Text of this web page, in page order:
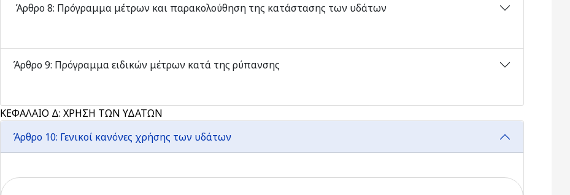
Άρθρο 8: Πρόγραμμα μέτρων και παρακολούθηση της κατάστασης των υδάτων
Άρθρο 9: Πρόγραμμα ειδικών μέτρων κατά της ρύπανσης
ΚΕΦΑΛΑΙΟ Δ: ΧΡΗΣΗ ΤΩΝ ΥΔΑΤΩΝ
Άρθρο 10: Γενικοί κανόνες χρήσης των υδάτων